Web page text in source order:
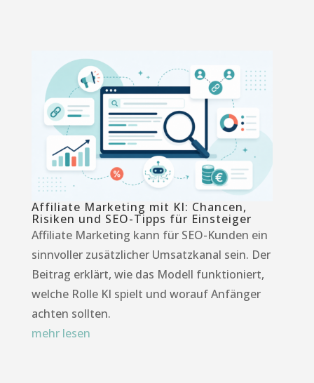
Affiliate Marketing mit KI: Chancen,
Risiken und SEO-Tipps für Einsteiger
Affiliate Marketing kann für SEO-Kunden ein
sinnvoller zusätzlicher Umsatzkanal sein. Der
Beitrag erklärt, wie das Modell funktioniert,
welche Rolle KI spielt und worauf Anfänger
achten sollten.
mehr lesen